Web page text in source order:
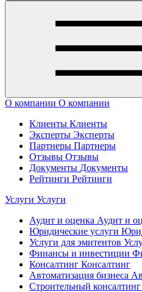
О компании О компании
Клиенты Клиенты
Эксперты Эксперты
Партнеры Партнеры
Отзывы Отзывы
Документы Документы
Рейтинги Рейтинги
Услуги Услуги
Аудит и оценка Аудит и
Юридические услуги
Услуги для эмитентов
Финансы и инвестиции
Консалтинг Консалтинг
Автоматизация бизнеса
Строительный консалтинг